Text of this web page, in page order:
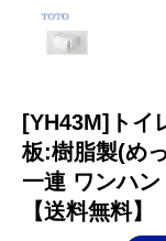
[YH43M]トイ
板:樹脂製(め
一連 ワンハ
【送料無料】